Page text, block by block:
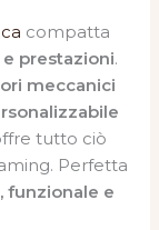
compatta
prestazioni.
meccanici
tutto ciò
Perfetta
funzionale e